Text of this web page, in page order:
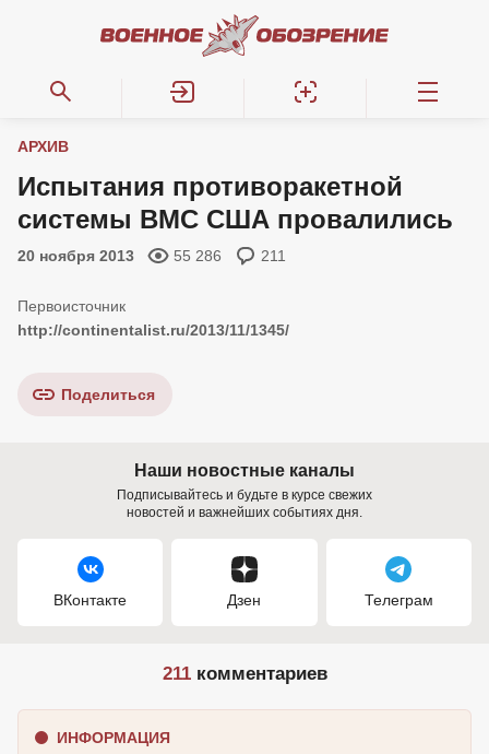
АРХИВ
Испытания противоракетной
системы ВМС США провалились
20 ноября 2013 55 286 211
http://continentalist.ru/2013/11/1345/
Поделиться
Наши новостные каналы
Подписывайтесь и будьте в курсе свежих
новостей и важнейших событиях дня.
ВКонтакте Дзен Телеграм
211комментариев
ИНФОРМАЦИЯ